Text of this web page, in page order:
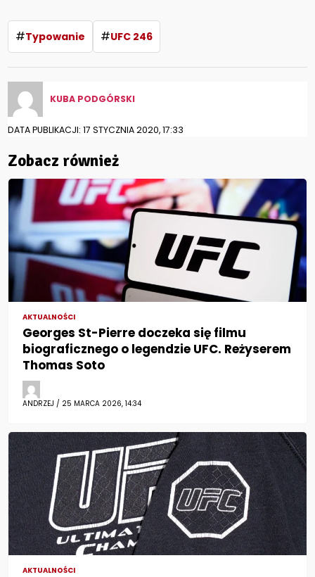
#Typowanie #UFC 246
KUBA PODGÓRSKI
DATA PUBLIKACJI: 17 STYCZNIA 2020, 17:33
Zobacz również
AKTUALNOŚCI
Georges St-Pierre doczeka się filmu
biograficznego o legendzie UFC. Reżyserem
Thomas Soto
ANDRZEJ / 25 MARCA 2026, 14:34
AKTUALNOŚCI